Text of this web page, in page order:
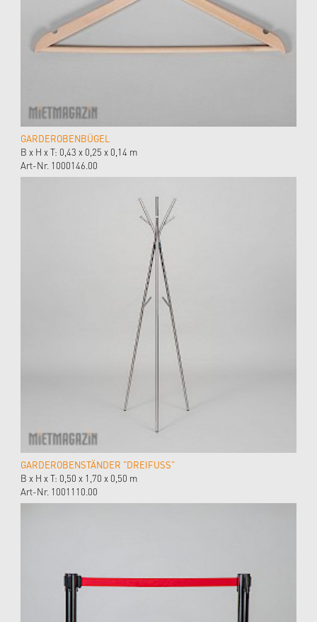
GARDEROBENBÜGEL
B x H x T: 0,43 x 0,25 x 0,14 m
Art-Nr. 1000146.00
GARDEROBENSTÄNDER "DREIFUSS"
B x H x T: 0,50 x 1,70 x 0,50 m
Art-Nr. 1001110.00